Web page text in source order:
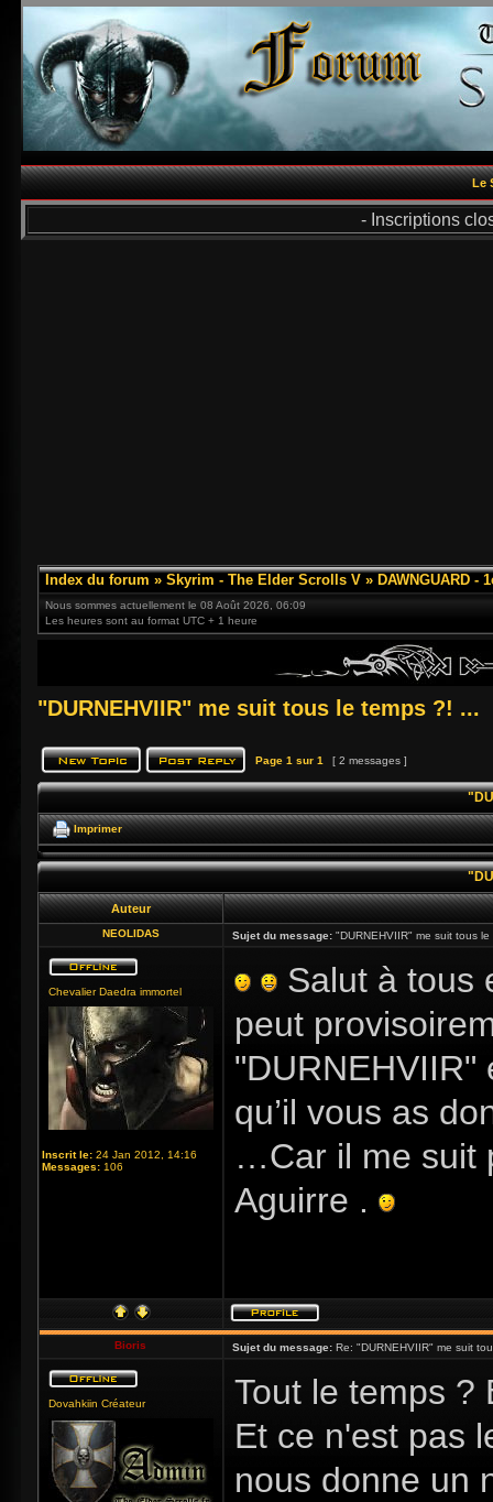
Le
- Inscriptions
Index du forum » Skyrim - The Elder Scrolls V » DAWNGUARD -
Nous sommes actuellement le 08 Août 2026, 06:09
Les heures sont au format UTC + 1 heure
"DURNEHVIIR" me suit tous le temps ?! ...
Page 1 sur 1 [ 2 messages ]
Imprimer
Auteur
NEOLIDAS Sujet du message: "DURNEHVIIR" me suit tous
Chevalier Daedra immortel
Inscrit le: 24 Jan 2012, 14:16
Messages: 106
Salut à tous
peut
"DURNEHVIIR"
qu’il vous as
…Car il me suit
Aguirre .
Bioris Sujet du message: Re: "DURNEHVIIR" me suit
Dovahkiin Créateur
Tout le temps ?
Et ce n'est pas
nous donne un